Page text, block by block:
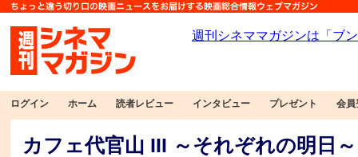
ログイン ホーム 読者レビュー インタビュー プレゼント 会員
カフェ代官山 III ～それぞれの明日～